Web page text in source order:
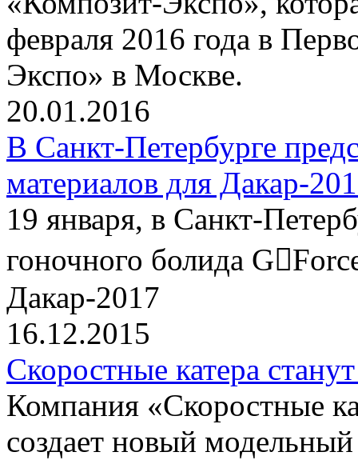
февраля 2016 года в
Экспо» в Москве.
20.01.2016
В Санкт-Петербурге
материалов для Дакар-
19 января, в Санкт-
гоночного болида
Дакар-2017
16.12.2015
Скоростные катера
Компания
создает новый